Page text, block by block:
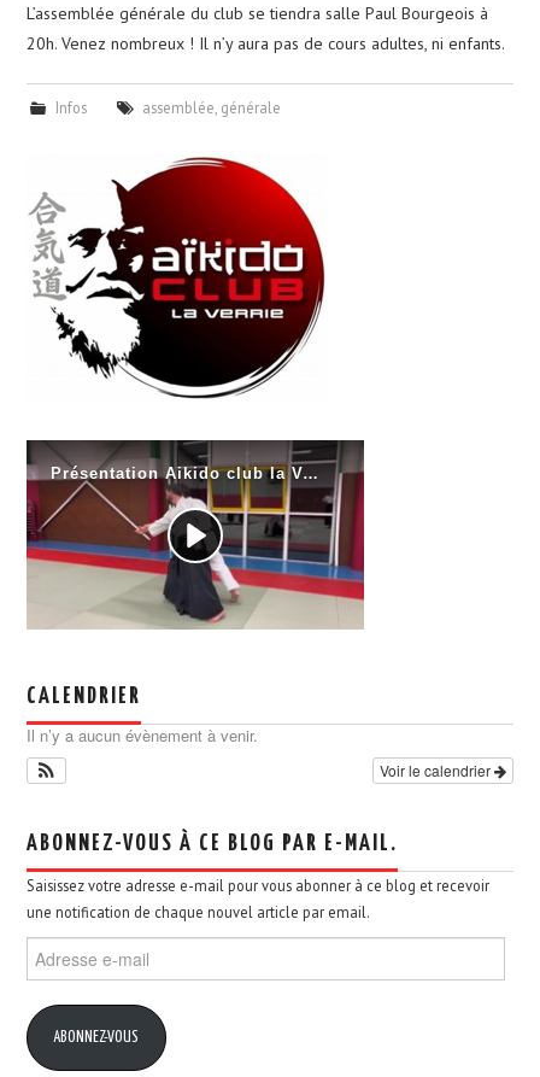
L’assemblée générale du club se tiendra salle Paul Bourgeois à
20h. Venez nombreux ! Il n’y aura pas de cours adultes, ni enfants.
Infos assemblée, générale
CALENDRIER
Il n’y a aucun évènement à venir.
Voir le calendrier
ABONNEZ-VOUS À CE BLOG PAR E-MAIL.
Saisissez votre adresse e-mail pour vous abonner à ce blog et recevoir
une notification de chaque nouvel article par email.
Adresse
e-
ABONNEZ-VOUS